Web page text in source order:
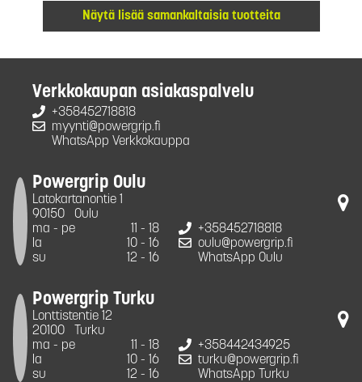
Näytä lisää samankaltaisia tuotteita
Verkkokaupan asiakaspalvelu
+358452718818
myynti@powergrip.fi
WhatsApp Verkkokauppa
Powergrip Oulu
Latokartanontie 1
90150
Oulu
ma - pe
11 - 18
la
10 - 16
su
12 - 16
+358452718818
oulu@powergrip.fi
WhatsApp Oulu
Powergrip Turku
Lonttistentie 12
20100
Turku
ma - pe
11 - 18
la
10 - 16
su
12 - 16
+358442434925
turku@powergrip.fi
WhatsApp Turku